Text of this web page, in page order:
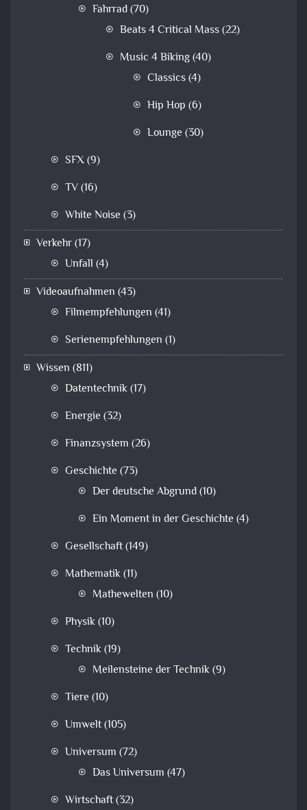
Fahrrad(70)
Beats 4 Critical Mass(22)
Music 4 Biking(40)
Classics(4)
Hip Hop (6)
Lounge (30)
SFX(9)
TV(16)
White Noise (3)
Verkehr(17)
Unfall (4)
Videoaufnahmen (43)
Filmempfehlungen (41)
Serienempfehlungen (1)
Wissen (811)
Datentechnik(17)
Energie (32)
Finanzsystem (26)
Geschichte (73)
Der deutsche Abgrund(10)
Ein Moment in der Geschichte (4)
Gesellschaft(149)
Mathematik(11)
Mathewelten (10)
Physik(10)
Technik(19)
Meilensteine der Technik(9)
Tiere (10)
Umwelt(105)
Universum (72)
Das Universum (47)
Wirtschaft(32)